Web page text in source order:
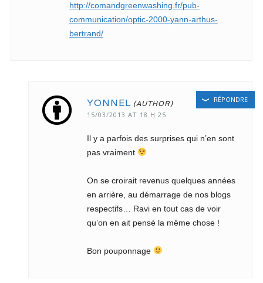
http://comandgreenwashing.fr/pub-
communication/optic-2000-yann-arthus-
bertrand/
YONNEL
15/03/2013 AT 18 H 25
Il y a parfois des surprises qui n’en sont
pas vraiment
On se croirait revenus quelques années
en arrière, au démarrage de nos blogs
respectifs… Ravi en tout cas de voir
qu’on en ait pensé la même chose !
Bon pouponnage
RÉPONDRE